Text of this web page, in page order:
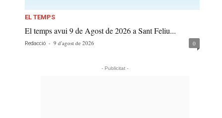
EL TEMPS
El temps avui 9 de Agost de 2026 a Sant Feliu...
Redacció - 9 d'agost de 2026 0
- Publicitat -